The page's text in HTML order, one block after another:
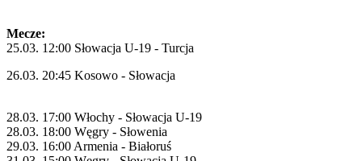
Mecze:
25.03. 12:00 Słowacja U-19 - Turcja
26.03. 20:45 Kosowo - Słowacja
28.03. 17:00 Włochy - Słowacja U-19
28.03. 18:00 Węgry - Słowenia
29.03. 16:00 Armenia - Białoruś